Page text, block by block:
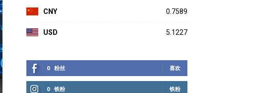
CNY 0.7589
USD 5.1227
0 粉丝 喜欢
0 铁粉 铁粉